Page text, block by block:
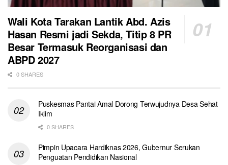
Wali Kota Tarakan Lantik Abd. Azis
Hasan Resmi jadi Sekda, Titip 8 PR
Besar Termasuk Reorganisasi dan
ABPD 2027
0 SHARES
Puskesmas Pantai Amal Dorong Terwujudnya Desa Sehat
Iklim
0 SHARES
Pimpin Upacara Hardiknas 2026, Gubernur Serukan
Penguatan Pendidikan Nasional